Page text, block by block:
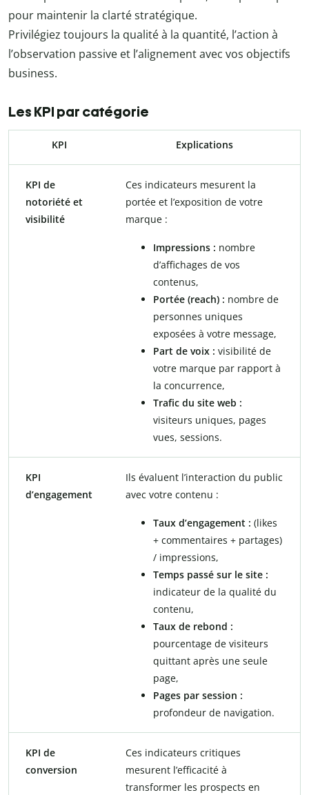
pour maintenir la clarté stratégique.
Privilégiez toujours la qualité à la quantité, l’action à
l’observation passive et l’alignement avec vos objectifs
business.
Les KPI par catégorie
KPI Explications
KPI de
notoriété et
visibilité
Ces indicateurs mesurent la
portée et l’exposition de votre
marque :
Impressions : nombre
d’affichages de vos
contenus,
Portée (reach) : nombre de
personnes uniques
exposées à votre message,
Part de voix : visibilité de
votre marque par rapport à
la concurrence,
Trafic du site web :
visiteurs uniques, pages
vues, sessions.
KPI
d’engagement
Ils évaluent l’interaction du public
avec votre contenu :
Taux d’engagement : (likes
+ commentaires + partages)
/ impressions,
Temps passé sur le site :
indicateur de la qualité du
contenu,
Taux de rebond :
pourcentage de visiteurs
quittant après une seule
page,
Pages par session :
profondeur de navigation.
KPI de
conversion
Ces indicateurs critiques
mesurent l’efficacité à
transformer les prospects en